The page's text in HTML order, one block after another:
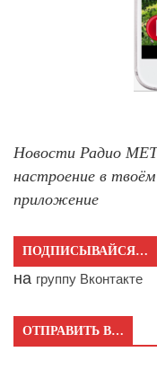
Новости Радио
настроение в
приложение
ПОДПИСЫВАЙСЯ…
на группу Вконтакте
ОТПРАВИТЬ В…